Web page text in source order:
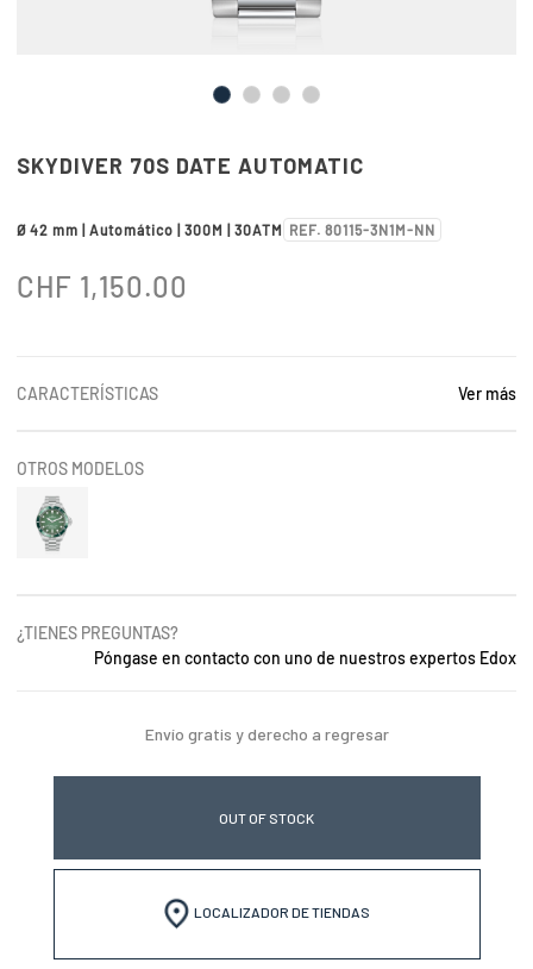
SKYDIVER 70S DATE AUTOMATIC
Ø 42 mm | Automático | 300M | 30ATM REF. 80115-3N1M-NN
CHF 1,150.00
CARACTERÍSTICAS Ver más
OTROS MODELOS
¿TIENES PREGUNTAS?
Póngase en contacto con uno de nuestros expertos Edox
Envío gratis y derecho a regresar
OUT OF STOCK
LOCALIZADOR DE TIENDAS